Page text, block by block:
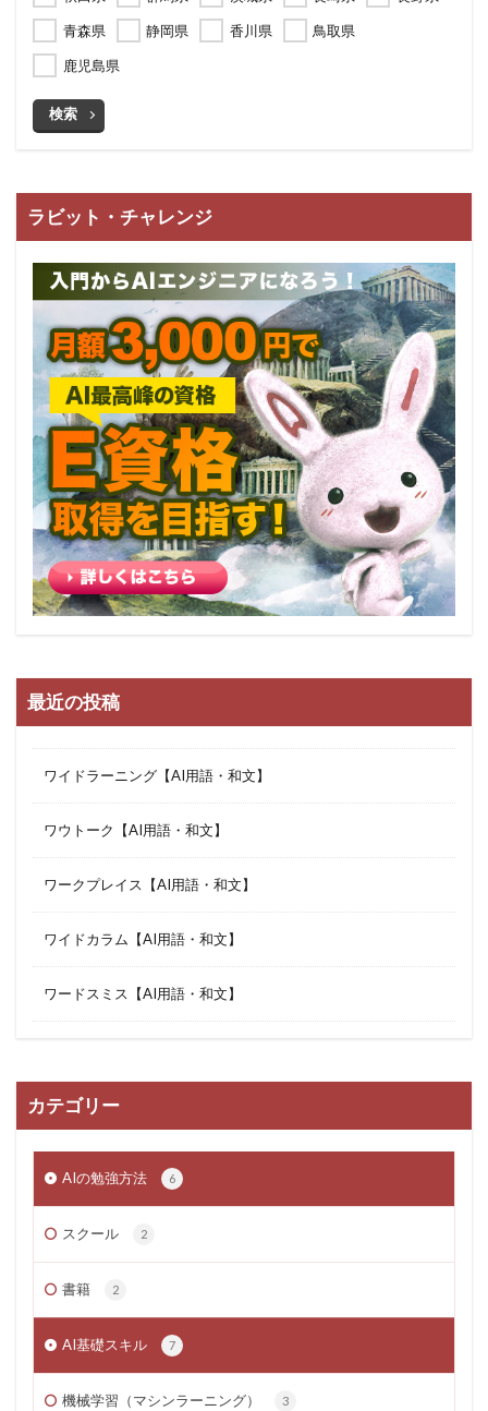
青森県
静岡県 香川県
鳥取県
鹿児島県
検索
ラビット・チャレンジ
最近の投稿
ワイドラーニング【AI用語・和文】
ワウトーク【AI用語・和文】
ワークプレイス【AI用語・和文】
ワイドカラム【AI用語・和文】
ワードスミス【AI用語・和文】
カテゴリー
AIの勉強方法 6
スクール 2
書籍 2
AI基礎スキル 7
機械学習（マシンラーニング） 3